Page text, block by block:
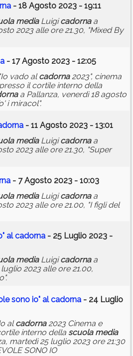
- 18 Agosto 2023 - 19:11
mediaLuigicadornaa
2023 alle ore 21.30, "Mixed By
- 17 Agosto 2023 - 12:05
vado alcadorna2023", cinema
il cortile interno della
a Pallanza, venerdì 18 agosto
i miracol".
- 11 Agosto 2023 - 13:01
mediaLuigicadornaa
2023 alle ore 21.30, "Super
- 7 Agosto 2023 - 10:03
mediaLuigicadornaa
2023 alle ore 21.00, "I figli del
alcadorna - 25 Luglio 2023 -
mediaLuigicadornaa
2023 alle ore 21.00,
sono io" alcadorna - 24 Luglio
alcadorna2023 Cinema e
interno della scuola media
martedì 25 luglio 2023 ore 21:30
SONO IO